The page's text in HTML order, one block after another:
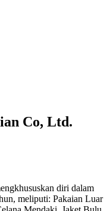
Co, Ltd.
diri dalam
meliputi: Pakaian Luar